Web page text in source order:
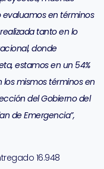
evaluamos en términos
tanto en lo
donde
estamos en un 54%
los mismos términos en
del Gobierno del
de Emergencia”,
16.948